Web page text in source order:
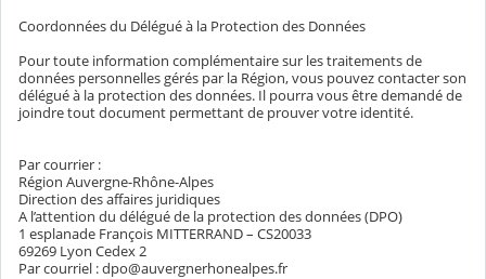
Coordonnées du Délégué à la Protection des Données
Pour toute information complémentaire sur les traitements de
données personnelles gérés par la Région, vous pouvez contacter son
délégué à la protection des données. Il pourra vous être demandé de
joindre tout document permettant de prouver votre identité.
Par courrier :
Région Auvergne-Rhône-Alpes
Direction des affaires juridiques
A l’attention du délégué de la protection des données (DPO)
1 esplanade François MITTERRAND – CS20033
69269 Lyon Cedex 2
Par courriel : dpo@auvergnerhonealpes.fr